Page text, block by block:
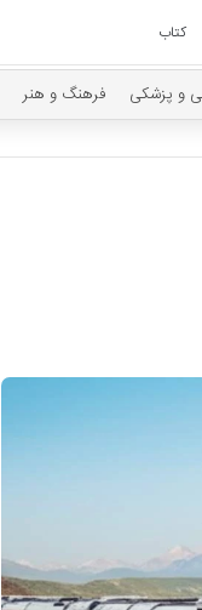
کتاب
و پزشکی فرهنگ و هنر